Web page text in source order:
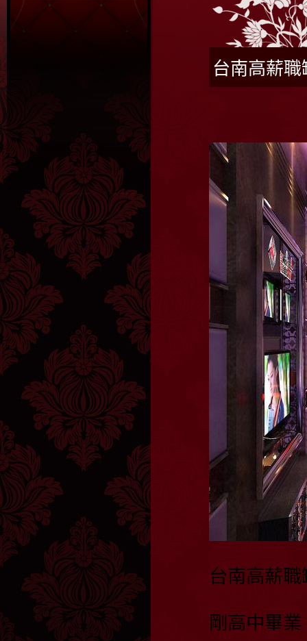
台南高薪
台南高薪
剛高中畢